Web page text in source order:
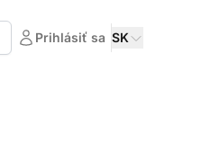
Prihlásiť sa SK